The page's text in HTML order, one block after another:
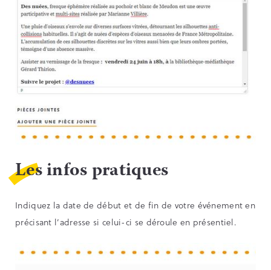
Les infos pratiques
Indiquez la date de début et de fin de votre événement en
précisant l’adresse si celui-ci se déroule en présentiel.